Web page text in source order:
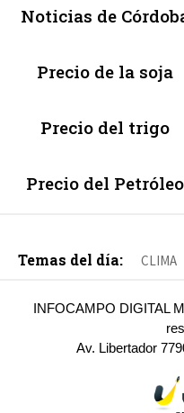
Noticias de
Precio de la soja
Precio del trigo
Precio del Petróleo
Temas del día: CLIMA
INFOCAMPO DIGITAL
Av. Libertador